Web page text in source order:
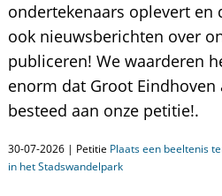
ondertekenaars oplevert en
ook nieuwsberichten over
publiceren! We waarderen
enorm dat Groot Eindhoven
besteed aan onze petitie!.
30-07-2026 | Petitie Plaats een beeltenis
in het Stadswandelpark